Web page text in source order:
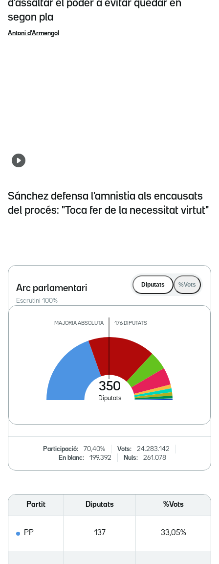
d'assaltar el poder a evitar quedar en
segon pla
Antoni d'Armengol
Sánchez defensa l'amnistia als encausats
del procés: "Toca fer de la necessitat virtut"
Arc parlamentari
Escrutini 100%
Diputats %Vots
Participació: 70,40% Vots:
24.283.142
En blanc:
199.392 Nuls: 261.078
Partit Diputats %Vots
PP 137 33,05%